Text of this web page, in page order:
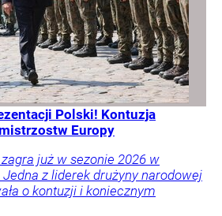
Polski! Kontuzja
Europy
już w sezonie 2026 w
z liderek drużyny narodowej
o kontuzji i koniecznym